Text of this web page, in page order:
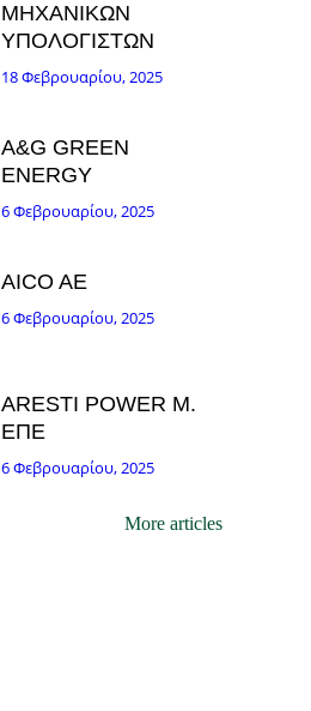
ΜΗΧΑΝΙΚΩΝ
ΥΠΟΛΟΓΙΣΤΩΝ
18 Φεβρουαρίου, 2025
A&G GREEN
ENERGY
6 Φεβρουαρίου, 2025
AICO AE
6 Φεβρουαρίου, 2025
ARESTI POWER Μ.
ΕΠΕ
6 Φεβρουαρίου, 2025
More articles